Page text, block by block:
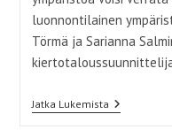
luonnontilainen
Törmä ja Sarianna
Jatka LukemistaKaupunki
Metsänä